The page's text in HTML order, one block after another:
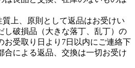
上、原則として返品はお受けい
し破損品（大きな落丁、乱丁）の
お受取り日より7日以内にご連絡下
合による返品、交換は一切お受け